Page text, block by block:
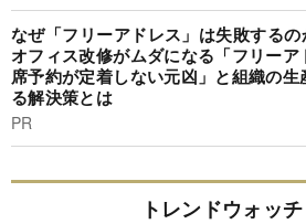
なぜ「フリーアドレス」は失敗する
オフィス改修がムダになる「フリーア
席予約が定着しない元凶」と組織の生
る解決策とは
PR
トレンドウォッチ